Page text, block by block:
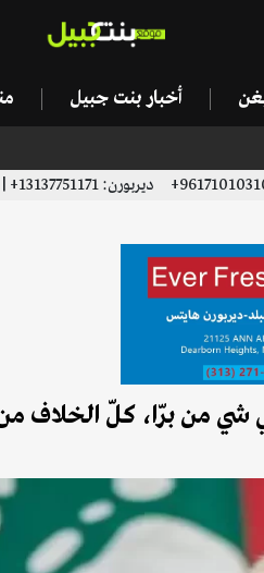
أخبار بنت جبيل
شي من برّا، كلّ الخلاف